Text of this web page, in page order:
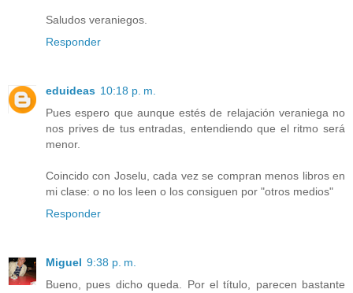
Saludos veraniegos.
Responder
eduideas 10:18 p. m.
Pues espero que aunque estés de relajación veraniega no
nos prives de tus entradas, entendiendo que el ritmo será
menor.
Coincido con Joselu, cada vez se compran menos libros en
mi clase: o no los leen o los consiguen por "otros medios"
Responder
Miguel 9:38 p. m.
Bueno, pues dicho queda. Por el título, parecen bastante